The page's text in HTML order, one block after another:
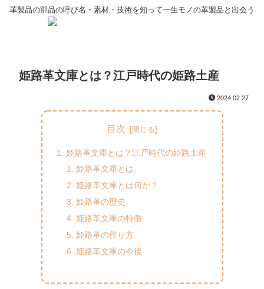
革製品の部品の呼び名・素材・技術を知って一生モノの革製品と出会う
姫路革文庫とは？江戸時代の姫路土産
2024.02.27
目次
姫路革文庫とは？江戸時代の姫路土産
姫路革文庫とは。
姫路革文庫とは何か？
姫路革の歴史
姫路革文庫の特徴
姫路革の作り方
姫路革文庫の今後